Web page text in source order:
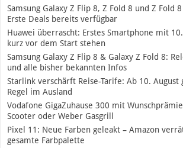
Samsung Galaxy Z Flip 8, Z Fold 8 und Z Fold
Erste Deals bereits verfügbar
Huawei überrascht: Erstes Smartphone mit
kurz vor dem Start stehen
Samsung Galaxy Z Flip 8 & Galaxy Z Fold 8:
und alle bisher bekannten Infos
Starlink verschärft Reise-Tarife: Ab 10. August
Regel im Ausland
Vodafone GigaZuhause 300 mit
Scooter oder Weber Gasgrill
Pixel 11: Neue Farben geleakt – Amazon
gesamte Farbpalette